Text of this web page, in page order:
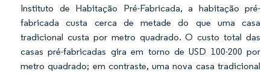
Instituto de Habitação Pré-Fabricada, a habitação pré-
fabricada custa cerca de metade do que uma casa
tradicional custa por metro quadrado. O custo total das
casas pré-fabricadas gira em torno de USD 100-200 por
metro quadrado; em contraste, uma nova casa tradicional